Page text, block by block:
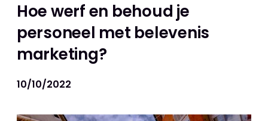
Hoe werf en behoud je
personeel met belevenis
marketing?
10/10/2022